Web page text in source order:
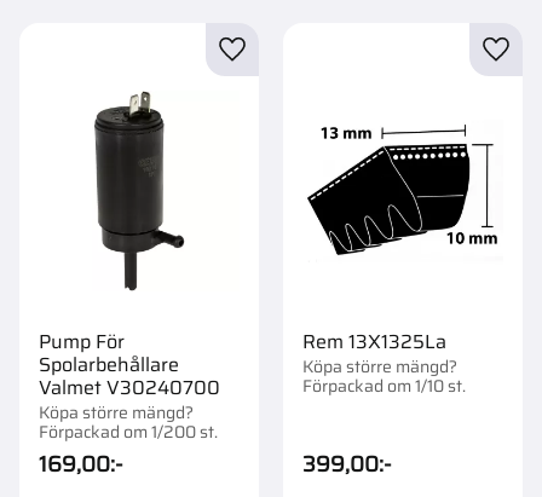
Pump För
Spolarbehållare
Valmet V30240700
Köpa större mängd?
Förpackad om 1/200 st.
169,00:-
Lägg till i favoriter
Rem 13X1325La
Köpa större mängd?
Förpackad om 1/10 st.
399,00:-